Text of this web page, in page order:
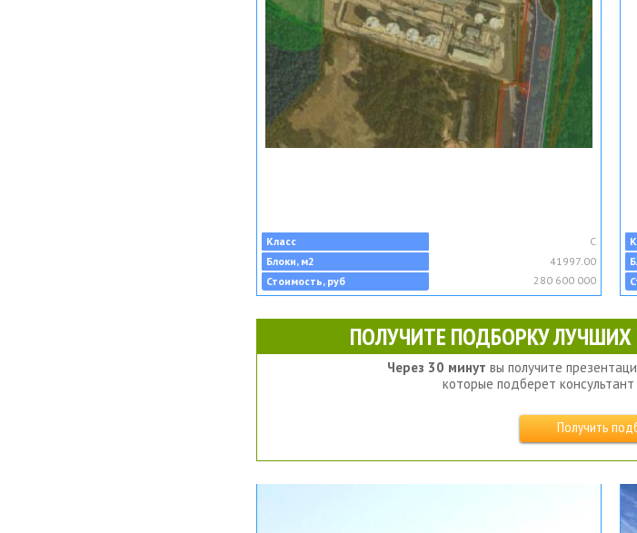
Класс
C
Блоки, м2
41997.00
Стоимость, руб
280 600 000
ПОЛУЧИТЕ ПОДБОРКУ
Через 30 минут вы получите
которые подберет
Получить